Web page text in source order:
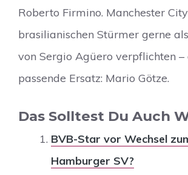
Roberto Firmino. Manchester
brasilianischen Stürmer gerne
von Sergio Agüero verpflichten –
passende Ersatz: Mario Götze.
Das Solltest Du Auch
BVB-Star vor Wechsel
Hamburger SV?